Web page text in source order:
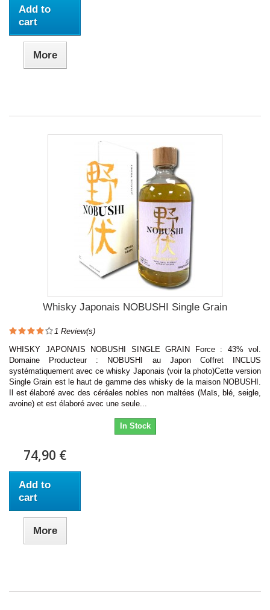
Add to
cart
More
Whisky Japonais NOBUSHI Single Grain
1 Review(s)
WHISKY JAPONAIS NOBUSHI SINGLE GRAIN Force : 43% vol.
Domaine Producteur : NOBUSHI au Japon Coffret INCLUS
systématiquement avec ce whisky Japonais (voir la photo)Cette version
Single Grain est le haut de gamme des whisky de la maison NOBUSHI.
Il est élaboré avec des céréales nobles non maltées (Maïs, blé, seigle,
avoine) et est élaboré avec une seule...
In Stock
74,90 €
Add to
cart
More